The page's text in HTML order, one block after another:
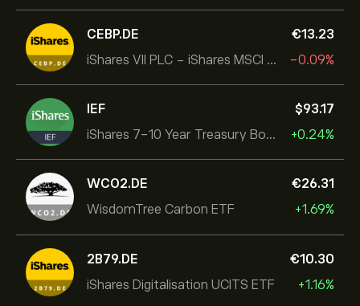
CEBP.DE
iShares VII PLC - iShares MSCI EMU USD Hedged UCITS ETF
‎€‎13.23
-0.09%
IEF
iShares 7-10 Year Treasury Bond ETF
‎$‎93.17
+0.24%
WCO2.DE
WisdomTree Carbon ETF
‎€‎26.31
+1.69%
2B79.DE
iShares Digitalisation UCITS ETF
‎€‎10.30
+1.16%